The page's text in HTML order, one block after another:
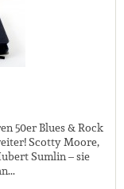
50er Blues & Rock
Scotty Moore,
Sumlin – sie